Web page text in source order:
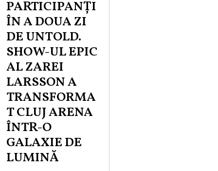
PARTICIPANȚI
ÎN A DOUA ZI
DE UNTOLD.
SHOW-UL EPIC
AL ZAREI
LARSSON A
TRANSFORMA
T CLUJ ARENA
ÎNTR-O
GALAXIE DE
LUMINĂ